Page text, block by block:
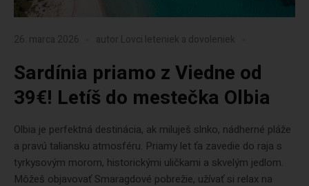
26. marca 2026 autor Lovci leteniek a dovoleniek
Sardínia priamo z Viedne od
39€! Letíš do mestečka Olbia
Olbia je perfektná destinácia, ak miluješ slnko, nádherné pláže
a pravú taliansku atmosféru. Priamy let ťa zavedie do raja s
tyrkysovým morom, historickými uličkami a skvelým jedlom.
Môžeš objavovať Smaragdové pobrežie, užívať si relax na